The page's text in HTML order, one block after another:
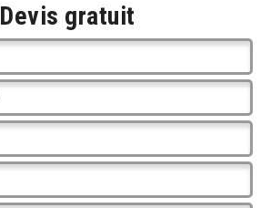
Devis gratuit